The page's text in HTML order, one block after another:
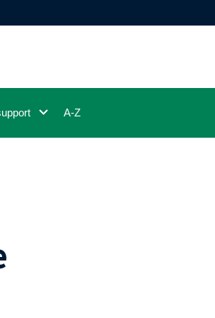
A-Z